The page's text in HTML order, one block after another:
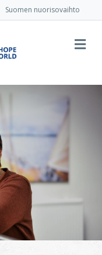
Suomen nuorisovaihto